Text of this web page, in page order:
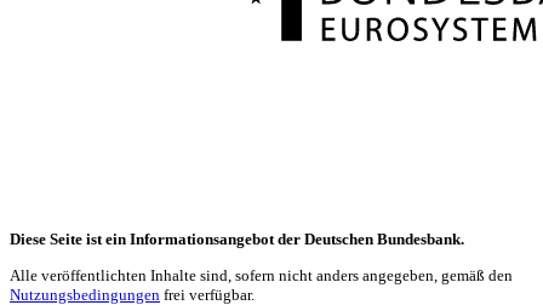
Diese Seite ist ein Informationsangebot der Deutschen Bundesbank.
Alle veröffentlichten Inhalte sind, sofern nicht anders angegeben, gemäß den
Nutzungsbedingungen frei verfügbar.